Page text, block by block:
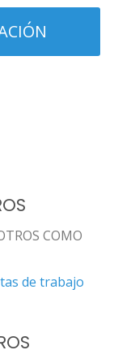
COMO
de trabajo